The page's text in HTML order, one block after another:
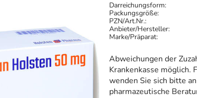
Darreichungsform:
Packungsgröße:
PZN/Art.Nr.:
Anbieter/Hersteller:
Marke/Präparat:
Abweichungen der
Krankenkasse möglich.
wenden Sie sich bitte
pharmazeutische